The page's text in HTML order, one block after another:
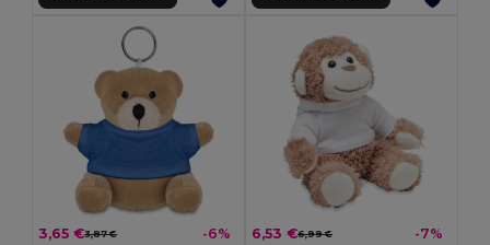
3,65 €3,87 € -6% 6,53 €6,99 € -7%